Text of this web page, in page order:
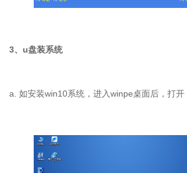
3、u盘装系统
a. 如安装win10系统，进入winpe桌面后，打开